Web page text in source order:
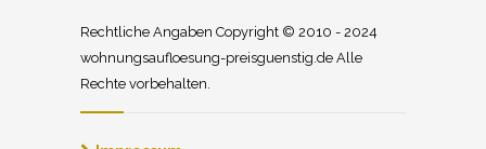
Rechtliche Angaben Copyright © 2010 - 2024
wohnungsaufloesung-preisguenstig.de Alle
Rechte vorbehalten.